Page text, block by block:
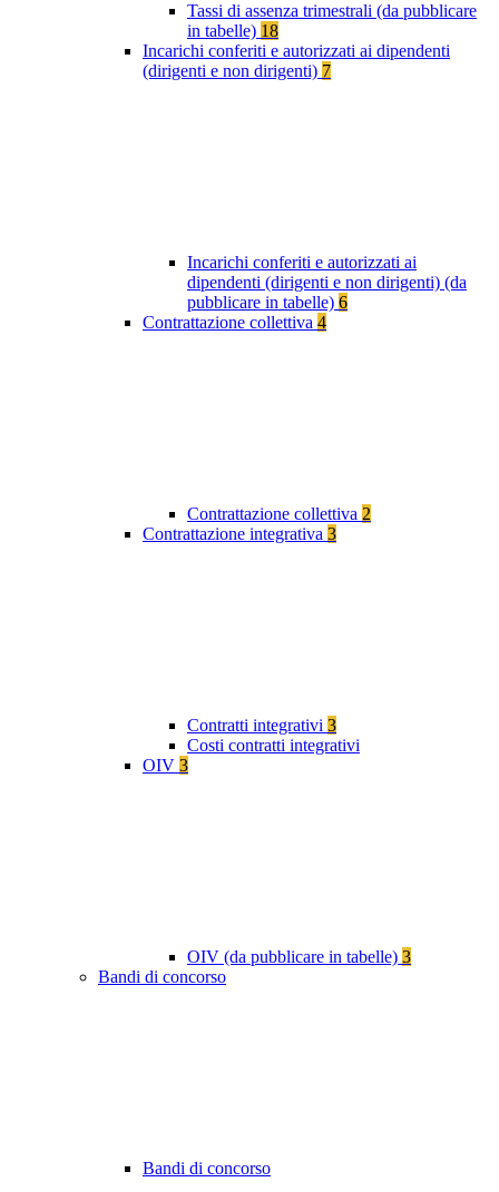
Tassi di assenza trimestrali (da pubblicare
in tabelle) 18
Incarichi conferiti e autorizzati ai dipendenti
(dirigenti e non dirigenti) 7
Incarichi conferiti e autorizzati ai
dipendenti (dirigenti e non dirigenti) (da
pubblicare in tabelle) 6
Contrattazione collettiva 4
Contrattazione collettiva 2
Contrattazione integrativa 3
Contratti integrativi 3
Costi contratti integrativi
OIV 3
OIV (da pubblicare in tabelle) 3
Bandi di concorso
Bandi di concorso